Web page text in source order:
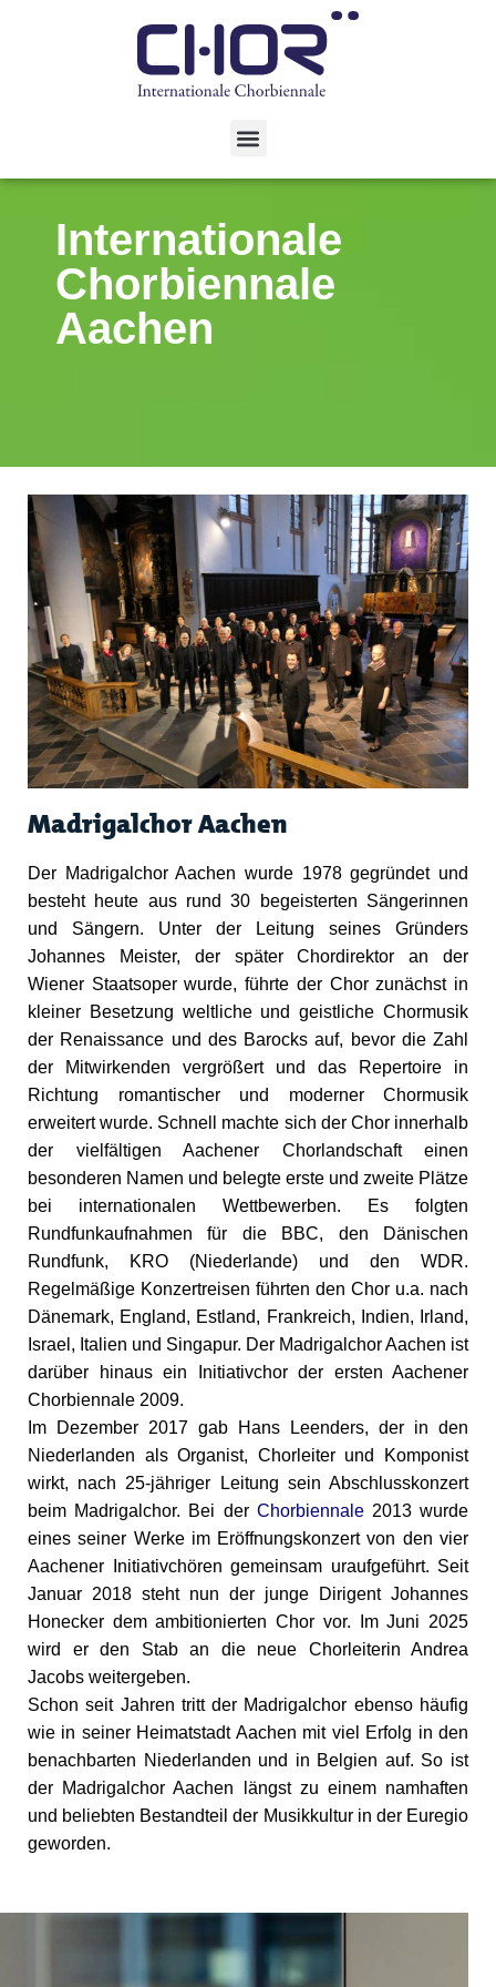
Internationale
Chorbiennale
Aachen
Madrigalchor Aachen
Der Madrigalchor Aachen wurde 1978 gegründet und
besteht heute aus rund 30 begeisterten Sängerinnen
und Sängern. Unter der Leitung seines Gründers
Johannes Meister, der später Chordirektor an der
Wiener Staatsoper wurde, führte der Chor zunächst in
kleiner Besetzung weltliche und geistliche Chormusik
der Renaissance und des Barocks auf, bevor die Zahl
der Mitwirkenden vergrößert und das Repertoire in
Richtung romantischer und moderner Chormusik
erweitert wurde. Schnell machte sich der Chor innerhalb
der vielfältigen Aachener Chorlandschaft einen
besonderen Namen und belegte erste und zweite Plätze
bei internationalen Wettbewerben. Es folgten
Rundfunkaufnahmen für die BBC, den Dänischen
Rundfunk, KRO (Niederlande) und den WDR.
Regelmäßige Konzertreisen führten den Chor u.a. nach
Dänemark, England, Estland, Frankreich, Indien, Irland,
Israel, Italien und Singapur. Der Madrigalchor Aachen ist
darüber hinaus ein Initiativchor der ersten Aachener
Chorbiennale 2009.
Im Dezember 2017 gab Hans Leenders, der in den
Niederlanden als Organist, Chorleiter und Komponist
wirkt, nach 25-jähriger Leitung sein Abschlusskonzert
beim Madrigalchor. Bei der Chorbiennale2013 wurde
eines seiner Werke im Eröffnungskonzert von den vier
Aachener Initiativchören gemeinsam uraufgeführt. Seit
Januar 2018 steht nun der junge Dirigent Johannes
Honecker dem ambitionierten Chor vor. Im Juni 2025
wird er den Stab an die neue Chorleiterin Andrea
Jacobs weitergeben.
Schon seit Jahren tritt der Madrigalchor ebenso häufig
wie in seiner Heimatstadt Aachen mit viel Erfolg in den
benachbarten Niederlanden und in Belgien auf. So ist
der Madrigalchor Aachen längst zu einem namhaften
und beliebten Bestandteil der Musikkultur in der Euregio
geworden.